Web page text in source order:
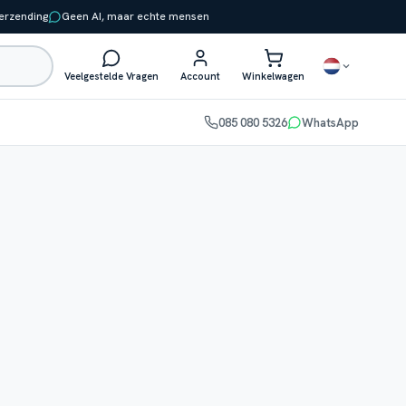
Geen AI, maar echte mensen
Veelgestelde Vragen Account Winkelwagen
085 080 5326 WhatsApp